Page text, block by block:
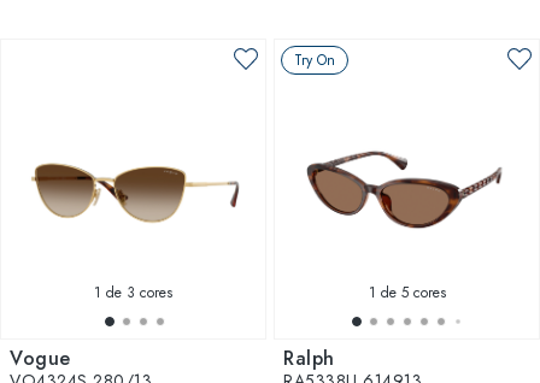
1 de 3 cores
Vogue
Try On
1 de 5 cores
Ralph